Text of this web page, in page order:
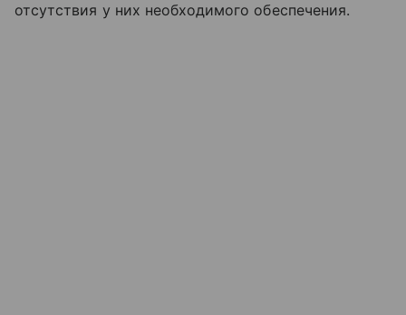
отсутствия у них необходимого обеспечения.